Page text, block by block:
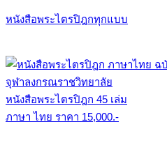
หนังสือพระไตรปิฎกทุกแบบ
หนังสือพระไตรปิฎก 45 เล่ม
ภาษา ไทย ราคา 15,000.-